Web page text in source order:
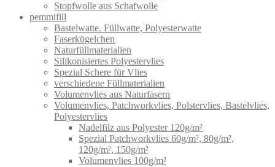
Stopfwolle aus Schafwolle
pemmifill
Bastelwatte. Füllwatte, Polyesterwatte
Faserkügelchen
Naturfüllmaterialien
Silikonisiertes Polyestervlies
Spezial Schere für Vlies
verschiedene Füllmaterialien
Volumenvlies aus Naturfasern
Volumenvlies, Patchworkvlies, Polstervlies, Bastelvlies,
Polyestervlies
Nadelfilz aus Polyester 120g/m²
Spezial Patchworkvlies 60g/m², 80g/m²,
120g/m², 150g/m²
Volumenvlies 100g/m²